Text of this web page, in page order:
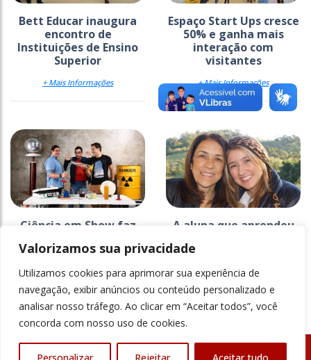
Valorizamos sua privacidade
Utilizamos cookies para aprimorar sua experiência de
navegação, exibir anúncios ou conteúdo personalizado e
analisar nosso tráfego. Ao clicar em “Aceitar todos”, você
concorda com nosso uso de cookies.
Bett Educar inaugura
encontro de
Instituições de Ensino
Superior
+ Mais Informações
Espaço Start Ups cresce
50% e ganha mais
interação com
visitantes
+ Mais Informações
Ciência em Show faz
para professores na
+ Mais Informações
A aluna que aprendeu
história no Congresso
+ Mais Informações